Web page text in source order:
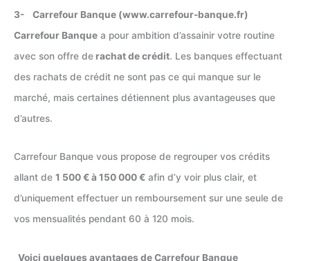
3- Carrefour Banque (www.carrefour-banque.fr)
Carrefour Banque a pour ambition d’assainir votre routine
avec son offre de rachat de crédit. Les banques effectuant
des rachats de crédit ne sont pas ce qui manque sur le
marché, mais certaines détiennent plus avantageuses que
d’autres.
Carrefour Banque vous propose de regrouper vos crédits
allant de 1 500 € à 150 000 € afin d’y voir plus clair, et
d’uniquement effectuer un remboursement sur une seule de
vos mensualités pendant 60 à 120 mois.
Voici quelques avantages de Carrefour Banque